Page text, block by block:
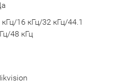
кГц/16 кГц/32 кГц/44.1
48 кГц